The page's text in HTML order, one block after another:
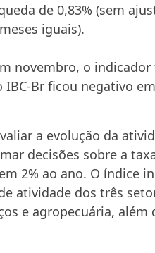
de 0,83% (sem
iguais).
novembro, o
IBC-Br ficou negativo
a evolução da
decisões sobre a
2% ao ano. O índice
atividade dos três
e agropecuária, além